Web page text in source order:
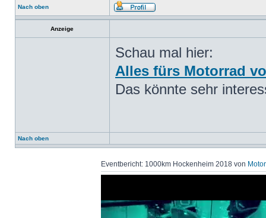
Nach oben
Anzeige
Schau mal hier:
Alles fürs Motorrad
Das könnte sehr
Nach oben
Eventbericht: 1000km Hockenheim 2018 von